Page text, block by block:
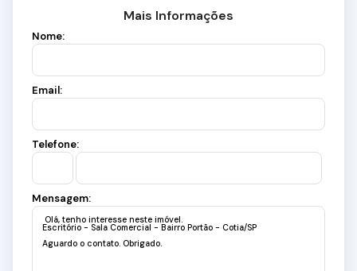
Mais Informações
Nome:
Email:
Telefone:
Mensagem: